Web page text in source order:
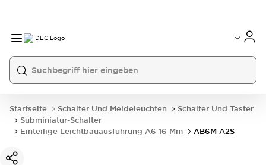
Startseite Schalter Und Meldeleuchten
Schalter Und Taster
Subminiatur-Schalter
Einteilige Leichtbauausführung A6 16 Mm
AB6M-A2S